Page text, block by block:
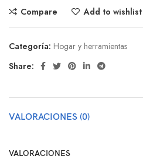
Compare Add to wishlist
Categoría: Hogar y herramientas
Share:
VALORACIONES (0)
VALORACIONES